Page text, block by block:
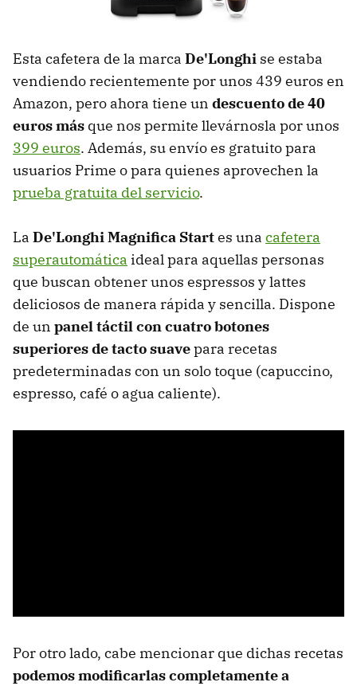
Esta cafetera de la marca De'Longhi se estaba
vendiendo recientemente por unos 439 euros en
Amazon, pero ahora tiene un descuento de 40
euros más que nos permite llevárnosla por unos
399 euros. Además, su envío es gratuito para
usuarios Prime o para quienes aprovechen la
prueba gratuita del servicio.
La De'Longhi Magnifica Startes una cafetera
superautomática ideal para aquellas personas
que buscan obtener unos espressos y lattes
deliciosos de manera rápida y sencilla. Dispone
de un panel táctil con cuatro botones
superiores de tacto suavepara recetas
predeterminadas con un solo toque (capuccino,
espresso, café o agua caliente).
Por otro lado, cabe mencionar que dichas recetas
podemos modificarlas completamente a